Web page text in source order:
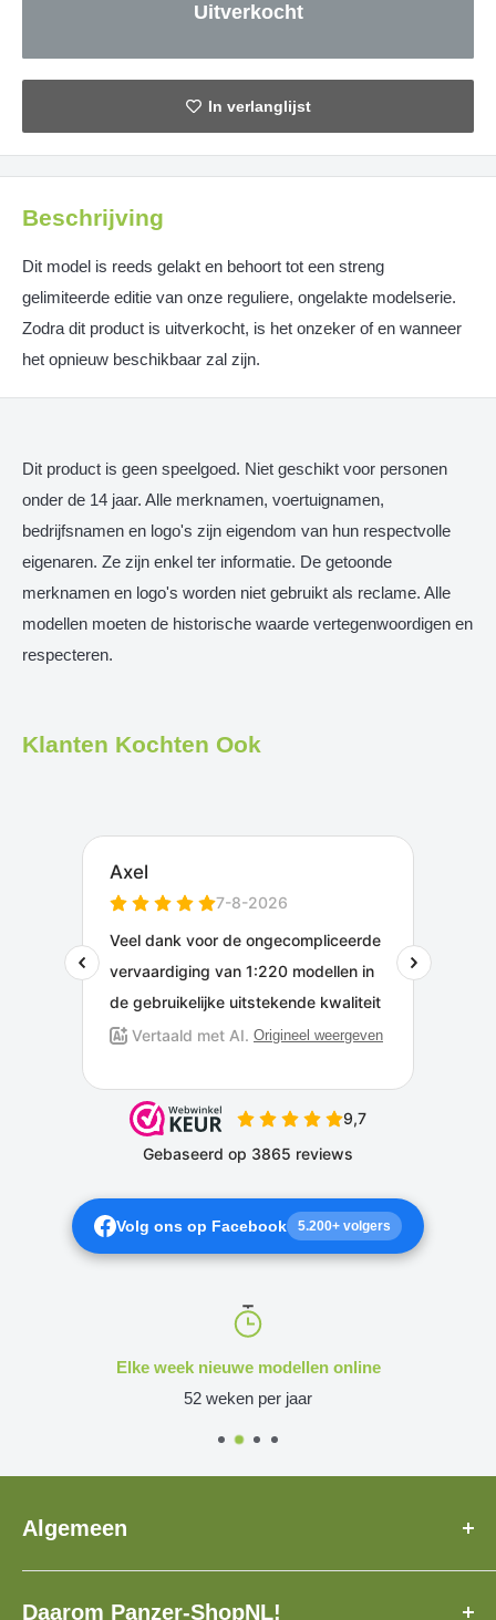
Uitverkocht
Beschrijving
Dit model is reeds gelakt en behoort tot een streng
gelimiteerde editie van onze reguliere, ongelakte modelserie.
Zodra dit product is uitverkocht, is het onzeker of en wanneer
het opnieuw beschikbaar zal zijn.
Dit product is geen speelgoed. Niet geschikt voor personen
onder de 14 jaar. Alle merknamen, voertuignamen,
bedrijfsnamen en logo's zijn eigendom van hun respectvolle
eigenaren. Ze zijn enkel ter informatie. De getoonde
merknamen en logo's worden niet gebruikt als reclame. Alle
modellen moeten de historische waarde vertegenwoordigen en
respecteren.
Klanten Kochten Ook
Volg ons op Facebook 5.200+ volgers
Elke week nieuwe modellen online
52 weken per jaar
Algemeen
Veelgestelde Vragen
Daarom Panzer-ShopNL!